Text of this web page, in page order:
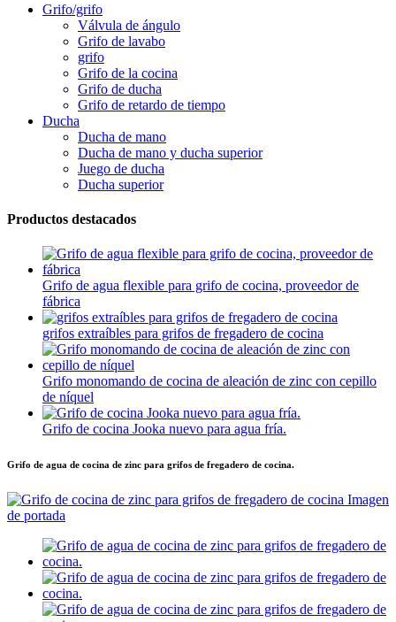
Grifo/grifo
Válvula de ángulo
Grifo de lavabo
grifo
Grifo de la cocina
Grifo de ducha
Grifo de retardo de tiempo
Ducha
Ducha de mano
Ducha de mano y ducha superior
Juego de ducha
Ducha superior
Productos destacados
Grifo de agua flexible para grifo de cocina, proveedor de
fábrica
grifos extraíbles para grifos de fregadero de cocina
Grifo monomando de cocina de aleación de zinc con cepillo
de níquel
Grifo de cocina Jooka nuevo para agua fría.
Grifo de agua de cocina de zinc para grifos de fregadero de cocina.